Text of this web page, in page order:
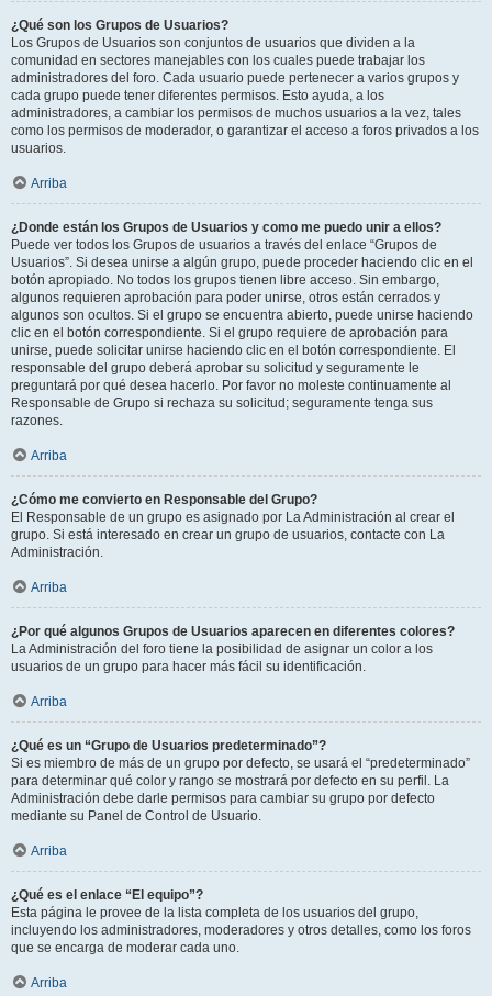
¿Qué son los Grupos de Usuarios?
Los Grupos de Usuarios son conjuntos de usuarios que dividen a la
comunidad en sectores manejables con los cuales puede trabajar los
administradores del foro. Cada usuario puede pertenecer a varios grupos y
cada grupo puede tener diferentes permisos. Esto ayuda, a los
administradores, a cambiar los permisos de muchos usuarios a la vez, tales
como los permisos de moderador, o garantizar el acceso a foros privados a los
usuarios.
Arriba
¿Donde están los Grupos de Usuarios y como me puedo unir a ellos?
Puede ver todos los Grupos de usuarios a través del enlace “Grupos de
Usuarios”. Si desea unirse a algún grupo, puede proceder haciendo clic en el
botón apropiado. No todos los grupos tienen libre acceso. Sin embargo,
algunos requieren aprobación para poder unirse, otros están cerrados y
algunos son ocultos. Si el grupo se encuentra abierto, puede unirse haciendo
clic en el botón correspondiente. Si el grupo requiere de aprobación para
unirse, puede solicitar unirse haciendo clic en el botón correspondiente. El
responsable del grupo deberá aprobar su solicitud y seguramente le
preguntará por qué desea hacerlo. Por favor no moleste continuamente al
Responsable de Grupo si rechaza su solicitud; seguramente tenga sus
razones.
Arriba
¿Cómo me convierto en Responsable del Grupo?
El Responsable de un grupo es asignado por La Administración al crear el
grupo. Si está interesado en crear un grupo de usuarios, contacte con La
Administración.
Arriba
¿Por qué algunos Grupos de Usuarios aparecen en diferentes colores?
La Administración del foro tiene la posibilidad de asignar un color a los
usuarios de un grupo para hacer más fácil su identificación.
Arriba
¿Qué es un “Grupo de Usuarios predeterminado”?
Si es miembro de más de un grupo por defecto, se usará el “predeterminado”
para determinar qué color y rango se mostrará por defecto en su perfil. La
Administración debe darle permisos para cambiar su grupo por defecto
mediante su Panel de Control de Usuario.
Arriba
¿Qué es el enlace “El equipo”?
Esta página le provee de la lista completa de los usuarios del grupo,
incluyendo los administradores, moderadores y otros detalles, como los foros
que se encarga de moderar cada uno.
Arriba